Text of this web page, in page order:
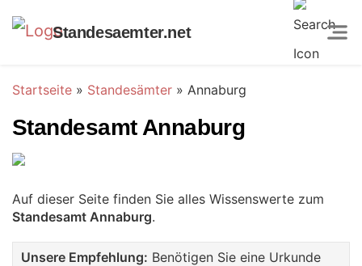
Standesaemter.net
Startseite » Standesämter » Annaburg
Standesamt Annaburg
Auf dieser Seite finden Sie alles Wissenswerte zum
Standesamt Annaburg.
Unsere Empfehlung: Benötigen Sie eine Urkunde